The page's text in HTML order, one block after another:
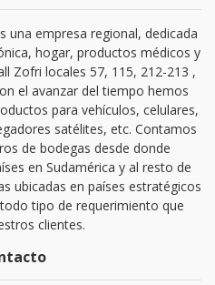
una empresa regional, dedicada
hogar, productos médicos y
Zofri locales 57, 115, 212-213 ,
el avanzar del tiempo hemos
para vehículos, celulares,
satélites, etc. Contamos
de bodegas desde donde
en Sudamérica y al resto de
ubicadas en países estratégicos
tipo de requerimiento que
clientes.